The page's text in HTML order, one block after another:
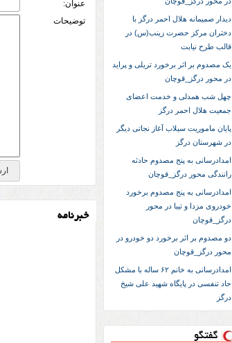
دیدار صمیمانه هلال احمر درگز با
دختران مرکز حضرت زینب(س) در
قالب طرح نیابت
یک مصدوم بر اثر برخورد تریلی و پراید
در محور درگز_قوچان
چهل شب همدلی و خدمت اعضای
جمعیت هلال احمر درگز
پایان ماموریت سیلاب آغاز نجاتی دیگر
در شهرستان درگز
امدادرسانی به پنج مصدوم حادثه
رانندگی محور درگز_قوچان
امدادرسانی به پنج مصدوم برخورد
خودروی مزدا و تیبا در محور
درگز_قوچان
دو مصدوم بر اثر برخورد دو خودرو در
محور درگز_قوچان
امداد‌رسانی به خانم ۶۲ ساله با مشکل
حاد تنفسی در پایگاه شهید علی شیخ
درگز
گفتگو
عنوان:
توضيحات
خبرنامه